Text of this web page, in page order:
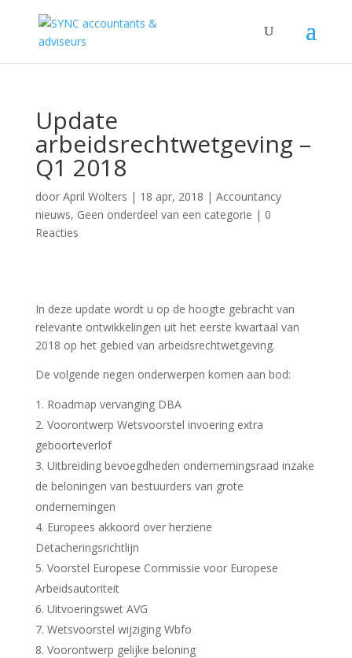
Update
arbeidsrechtwetgeving –
Q1 2018
door April Wolters | 18 apr, 2018 | Accountancy
nieuws, Geen onderdeel van een categorie | 0
Reacties
In deze update wordt u op de hoogte gebracht van
relevante ontwikkelingen uit het eerste kwartaal van
2018 op het gebied van arbeidsrechtwetgeving.
De volgende negen onderwerpen komen aan bod:
Roadmap vervanging DBA
Voorontwerp Wetsvoorstel invoering extra
geboorteverlof
Uitbreiding bevoegdheden ondernemingsraad inzake
de beloningen van bestuurders van grote
ondernemingen
Europees akkoord over herziene
Detacheringsrichtlijn
Voorstel Europese Commissie voor Europese
Arbeidsautoriteit
Uitvoeringswet AVG
Wetsvoorstel wijziging Wbfo
Voorontwerp gelijke beloning